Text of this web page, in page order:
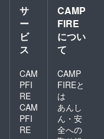
サ
ー
ビ
ス
CAM
PFI
RE
CAM
PFI
RE
CAMP
FIRE
につい
て
CAMP
FIREと
は
あんし
ん・安
全への